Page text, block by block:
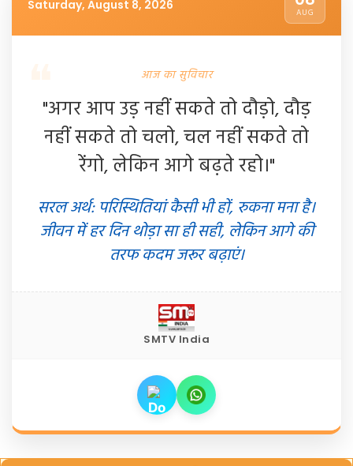
Saturday, August 8, 2026 AUG
आज का सुविचार
"अगर आप उड़ नहीं सकते तो दौड़ो, दौड़
नहीं सकते तो चलो, चल नहीं सकते तो
रेंगो, लेकिन आगे बढ़ते रहो।"
सरल अर्थ: परिस्थितियां कैसी भी हों, रुकना मना है।
जीवन में हर दिन थोड़ा सा ही सही, लेकिन आगे की
तरफ कदम जरूर बढ़ाएं।
SMTV India